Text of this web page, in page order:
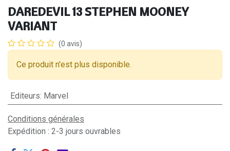
DAREDEVIL 13 STEPHEN MOONEY
VARIANT
(0 avis)
Ce produit n'est plus disponible.
Editeurs: Marvel
Conditions générales
Expédition : 2-3 jours ouvrables